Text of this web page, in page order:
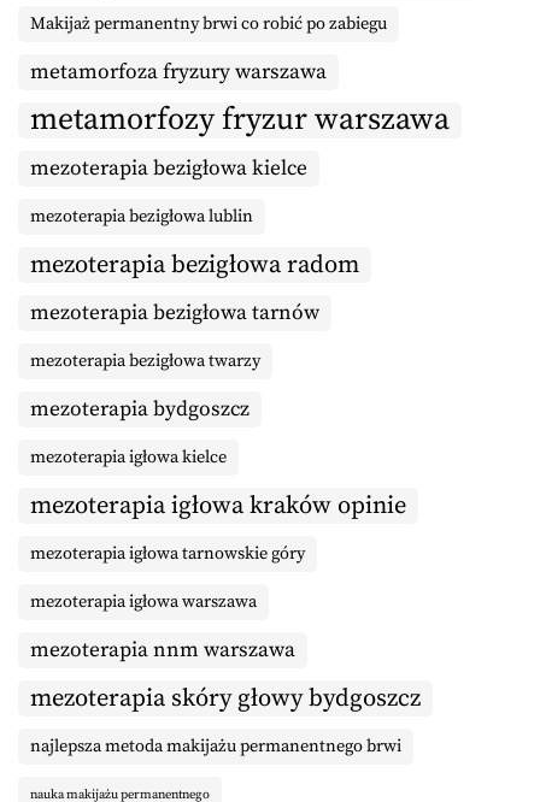
Makijaż permanentny brwi co robić po zabiegu
metamorfoza fryzury warszawa
metamorfozy fryzur warszawa
mezoterapia bezigłowa kielce
mezoterapia bezigłowa lublin
mezoterapia bezigłowa radom
mezoterapia bezigłowa tarnów
mezoterapia bezigłowa twarzy
mezoterapia bydgoszcz
mezoterapia igłowa kielce
mezoterapia igłowa kraków opinie
mezoterapia igłowa tarnowskie góry
mezoterapia igłowa warszawa
mezoterapia nnm warszawa
mezoterapia skóry głowy bydgoszcz
najlepsza metoda makijażu permanentnego brwi
nauka makijażu permanentnego